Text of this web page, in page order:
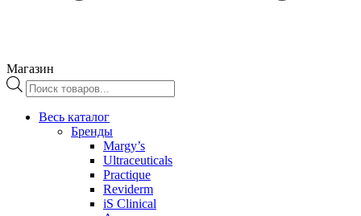
Магазин
Поиск
товаров
Весь каталог
Бренды
Margy’s
Ultraceuticals
Practique
Reviderm
iS Clinical